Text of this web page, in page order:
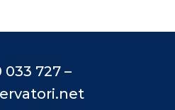
727 –